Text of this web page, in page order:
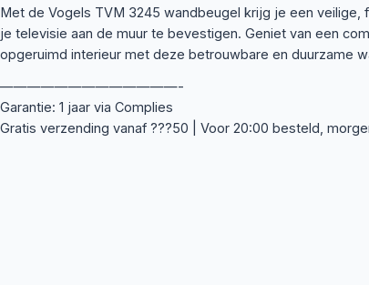
Met de Vogels TVM 3245 wandbeugel krijg je een veilige,
je televisie aan de muur te bevestigen. Geniet van een
opgeruimd interieur met deze betrouwbare en duurzame
—————————————-
Garantie: 1 jaar via Complies
Gratis verzending vanaf ???50 | Voor 20:00 besteld,